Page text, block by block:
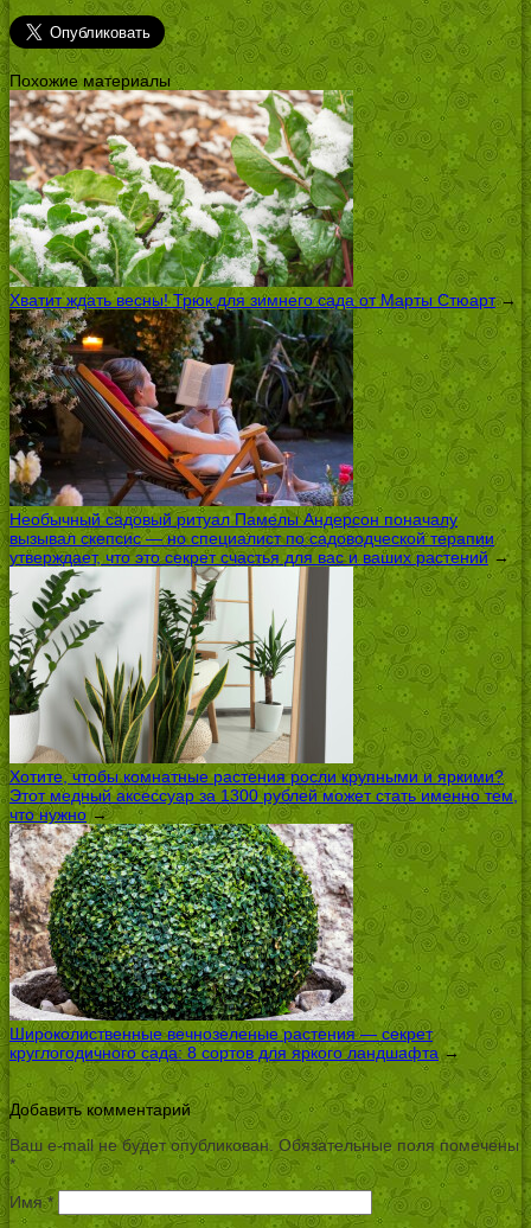
Похожие материалы
Хватит ждать весны! Трюк для зимнего сада от Марты Стюарт→
Необычный садовый ритуал Памелы Андерсон поначалу
вызывал скепсис — но специалист по садоводческой терапии
утверждает, что это секрет счастья для вас и ваших растений→
Хотите, чтобы комнатные растения росли крупными и яркими?
Этот медный аксессуар за 1300 рублей может стать именно тем,
что нужно→
Широколиственные вечнозеленые растения — секрет
круглогодичного сада: 8 сортов для яркого ландшафта→
Добавить комментарий
Ваш e-mail не будет опубликован. Обязательные поля помечены
*
Имя*